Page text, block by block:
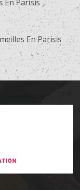
En Parisis
En Parisis